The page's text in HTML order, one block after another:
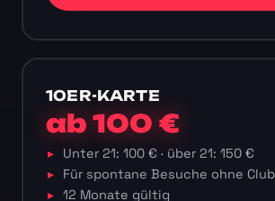
10ER-KARTE
ab 100 €
Unter 21: 100 € · über 21: 150 €
Für spontane Besuche ohne Club
12 Monate gültig